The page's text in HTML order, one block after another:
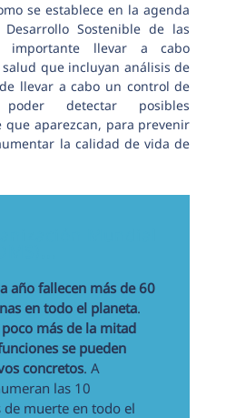
se establece en la agenda
Sostenible de las
importante llevar a cabo
que incluyan análisis de
llevar a cabo un control de
detectar posibles
que aparezcan, para prevenir
la calidad de vida de
año fallecen más de 60
en todo el planeta.
más de la mitad
se pueden
concretos. A
las 10
de muerte en todo el